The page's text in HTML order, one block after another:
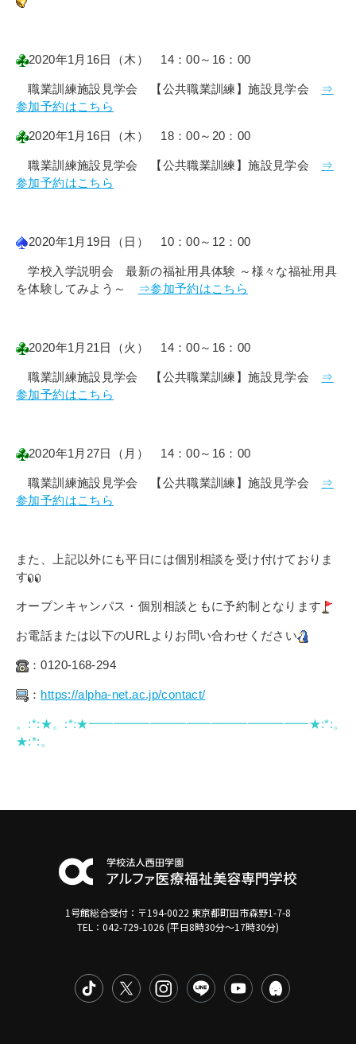
2020年1月16日（木） 14：00～16：00
職業訓練施設見学会 【公共職業訓練】施設見学会 ⇒
参加予約はこちら
2020年1月16日（木） 18：00～20：00
職業訓練施設見学会 【公共職業訓練】施設見学会 ⇒
参加予約はこちら
2020年1月19日（日） 10：00～12：00
学校入学説明会 最新の福祉用具体験 ～様々な福祉用具
を体験してみよう～
⇒参加予約はこちら
2020年1月21日（火） 14：00～16：00
職業訓練施設見学会 【公共職業訓練】施設見学会 ⇒
参加予約はこちら
2020年1月27日（月） 14：00～16：00
職業訓練施設見学会 【公共職業訓練】施設見学会 ⇒
参加予約はこちら
また、上記以外にも平日には個別相談を受け付けておりま
す
オープンキャンパス・個別相談ともに予約制となります
お電話または以下のURLよりお問い合わせください
：0120-168-294
： https://alpha-net.ac.jp/contact/
。:*:★。:*:★━━━━━━━━━━━━━━━━━━★:*:。
★:*:。
1号館総合受付：〒194-0022 東京都町田市森野1-7-8
TEL：042-729-1026 (平日8時30分〜17時30分)